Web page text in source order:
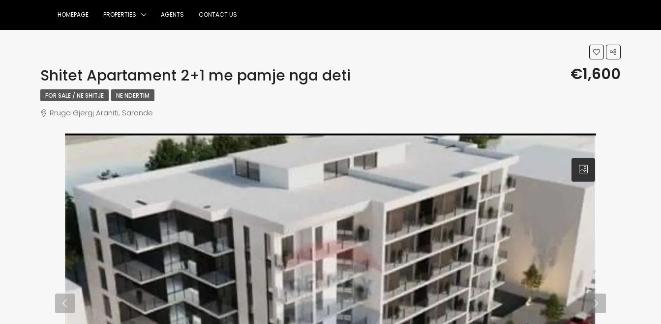
HOMEPAGE PROPERTIES AGENTS CONTACT US
Shitet Apartament 2+1 me pamje nga deti €1,600
FOR SALE / NE SHITJE NE NDERTIM
Rruga Gjergj Araniti, Sarande